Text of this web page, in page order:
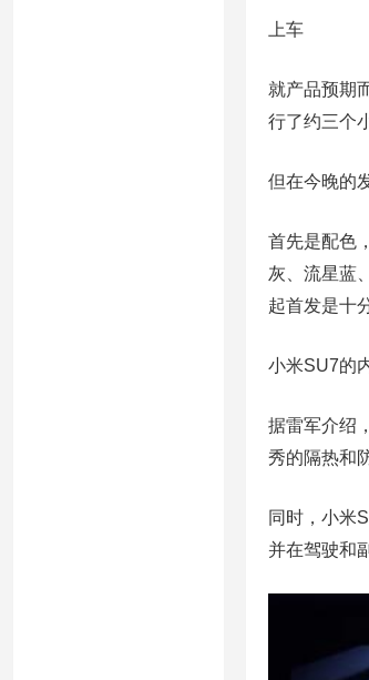
上车
就产品预期
行了约三个
但在今晚的
首先是配色
灰、流星蓝
起首发是十
小米SU7的
据雷军介绍
秀的隔热和
同时，小米
并在驾驶和